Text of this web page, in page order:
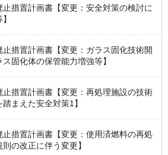
措置計画書【変更：安全対策の検討に
措置計画書【変更：ガラス固化技術開
固化体の保管能力増強等】
措置計画書【変更：再処理施設の技術
まえた安全対策1】
措置計画書【変更：使用済燃料の再処
の改正に伴う変更】